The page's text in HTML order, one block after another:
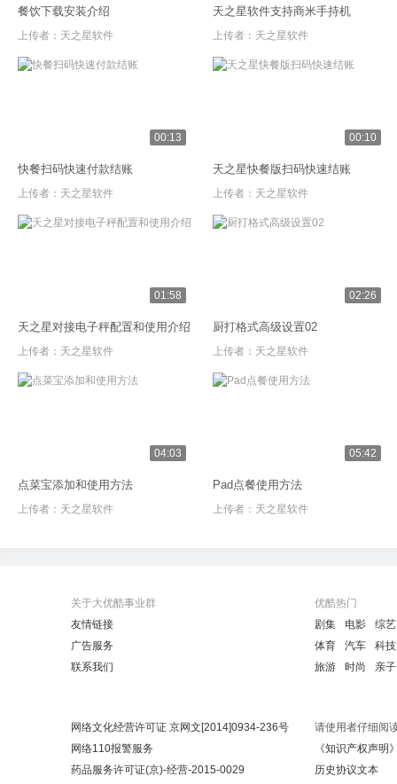
餐饮下载安装介绍
上传者： 天之星软件
天之星软件支持商米手持机
上传者： 天之星软件
00:13
快餐扫码快速付款结账
上传者： 天之星软件
00:10
天之星快餐版扫码快速结账
上传者： 天之星软件
01:58
天之星对接电子秤配置和使用介绍
上传者： 天之星软件
02:26
厨打格式高级设置02
上传者： 天之星软件
04:03
点菜宝添加和使用方法
上传者： 天之星软件
05:42
Pad点餐使用方法
上传者： 天之星软件
关于大优酷事业群
友情链接
广告服务
联系我们
优酷热门
剧集
电影
综艺
体育
汽车
科技
旅游
时尚 亲子
网络文化经营许可证 京网文[2014]0934-236号
网络110报警服务
药品服务许可证(京)-经营-2015-0029
请使用者仔细阅
《知识产权声明
历史协议文本